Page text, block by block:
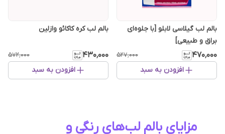
بالم لب گیلاسی لابلو [با جلوه‌ای
براق و طبیعی]
۴۷۰٬۰۰۰ ۵۲۷٬۰۰۰
افزودن به سبد
بالم لب کره کاکائو وازلین
۴۳۰٬۰۰۰ ۵۷۲٬۰۰۰
افزودن به سبد
مزایای بالم لب‌های رنگی و